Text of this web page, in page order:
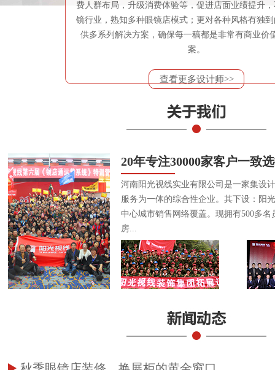
费人群布局，升级消费体验等，促进店面业绩提升
镜行业，熟知多种眼镜店模式；更对各种风格有独
供多系列解决方案，确保每一稿都是非常有商业价
案。
查看更多设计师>>
20年专注30000家客户一致
河南阳光视线实业有限公司是一家集设
服务为一体的综合性企业。其下设：阳
中心城市销售网络覆盖。现拥有500多
房...